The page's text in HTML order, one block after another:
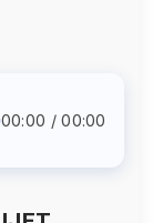
00:00 / 00:00